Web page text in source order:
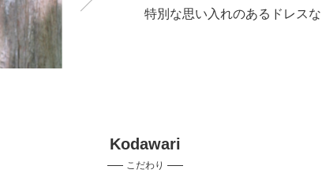
特別な思い入れのあるドレス
Kodawari
こだわり